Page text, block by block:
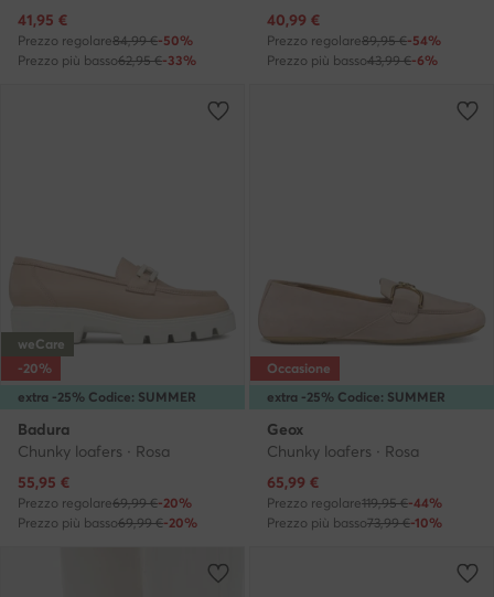
Prezzo attuale
41,95 €
Prezzo regolare84,99 €-50%
Prezzo più basso62,95 €-33%
Prezzo attuale
40,99 €
Prezzo regolare89,95 €-54%
Prezzo più basso43,99 €-6%
extra -25% Codice: SUMMER
weCare
-20%
Badura
Chunky loafers · Rosa
Prezzo attuale
55,95 €
Prezzo regolare69,99 €-20%
Prezzo più basso69,99 €-20%
extra -25% Codice: SUMMER
Occasione
Geox
Chunky loafers · Rosa
Prezzo attuale
65,99 €
Prezzo regolare119,95 €-44%
Prezzo più basso73,99 €-10%